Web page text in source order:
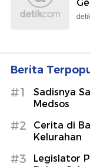
Berita
#1
Sadisnya
Medsos
#2
Cerita di
Kelurahan
#3
Legislator